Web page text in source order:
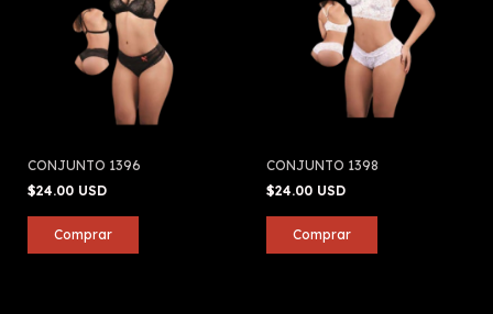
CONJUNTO 1396
$24.00 USD
CONJUNTO 1398
$24.00 USD